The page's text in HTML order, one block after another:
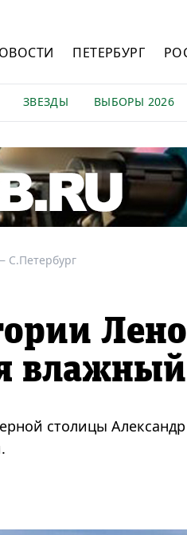
ПЕТЕРБУРГ
ЗВЕЗДЫ ВЫБОРЫ 2026
С.Петербург
столицы